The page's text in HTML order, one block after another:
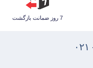
7 روز ضمانت بازگشت